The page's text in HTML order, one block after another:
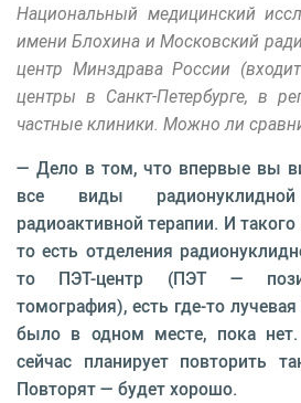
Национальный медицинский
имени Блохина и Московский
центр Минздрава России
центры в Санкт-Петербурге, в
частные клиники. Можно ли
— Дело в том, что впервые вы
все виды
радиоактивной терапии. И
то есть отделения
то ПЭТ-центр (ПЭТ —
томография), есть где-то
было в одном месте, пока
сейчас планирует повторить
Повторят — будет хорошо.